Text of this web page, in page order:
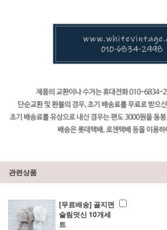
관련상품
[무료배송] 골지면
슬림덧신 10개세
트